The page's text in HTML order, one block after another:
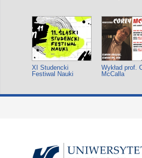
XI Studencki
Festiwal Nauki
Wykład prof.
McCalla